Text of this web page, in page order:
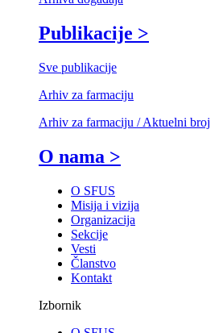
Publikacije >
Sve publikacije
Arhiv za farmaciju
Arhiv za farmaciju / Aktuelni broj
O nama >
O SFUS
Misija i vizija
Organizacija
Sekcije
Vesti
Članstvo
Kontakt
Izbornik